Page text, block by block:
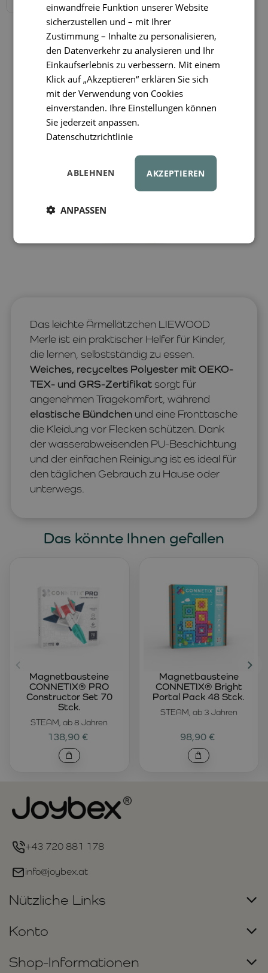
Das leichte Ärmellätzchen LIEWOOD
Merle ist ein praktischer Helfer für Kinder,
die lernen, selbstständig zu essen.
Weiches, recyceltes Polyester mit OEKO-
TEX- und GRS-Zertifikatsorgt für
angenehmen Tragekomfort, während
elastische Bündchen und eine Fronttasche
die Kleidung vor Flecken schützen. Dank
der wasserabweisenden PU-Beschichtung
und der einfachen Reinigung ist es ideal für
den täglichen Gebrauch zu Hause oder
unterwegs.
Das könnte Ihnen gefallen
STEAM, ab 8 Jahren
Magnetbausteine
CONNETIX® PRO
Constructor Set 70
Stck.
138,90 €
STEAM, ab 3 Jahren
Magnetbausteine
CONNETIX® Bright
Portal Pack 48 Stck.
98,90 €
+43 720 881 178
info@joybex.at
Nützliche Links
Konto
Shop-Informationen
einwandfreie Funktion unserer Website
sicherzustellen und – mit Ihrer
Zustimmung – Inhalte zu personalisieren,
den Datenverkehr zu analysieren und Ihr
Einkaufserlebnis zu verbessern. Mit einem
Klick auf „Akzeptieren“ erklären Sie sich
mit der Verwendung von Cookies
einverstanden. Ihre Einstellungen können
Sie jederzeit anpassen.
Datenschutzrichtlinie
AKZEPTIEREN
ABLEHNEN
ANPASSEN